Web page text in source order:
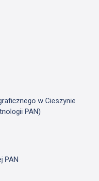
w Cieszynie
PAN)
PAN